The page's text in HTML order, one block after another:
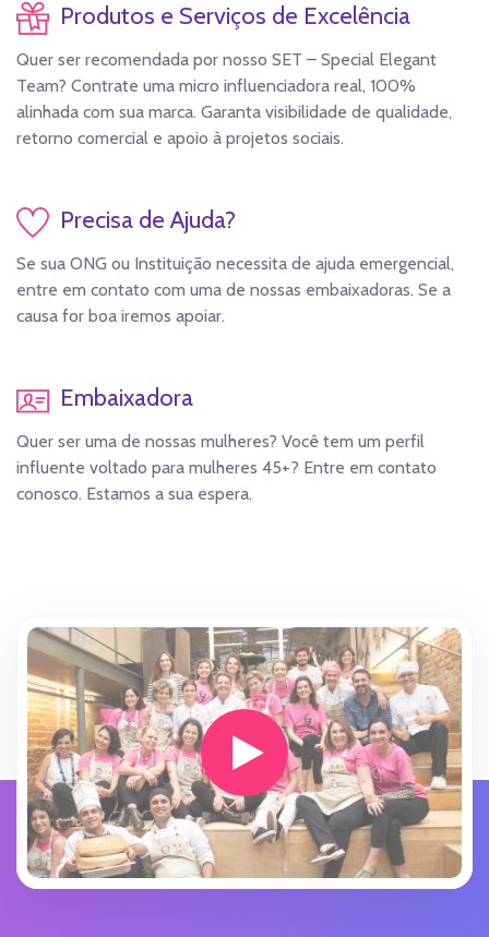
Produtos e Serviços de Excelência
Quer ser recomendada por nosso SET – Special Elegant
Team? Contrate uma micro influenciadora real, 100%
alinhada com sua marca. Garanta visibilidade de qualidade,
retorno comercial e apoio à projetos sociais.
Precisa de Ajuda?
Se sua ONG ou Instituição necessita de ajuda emergencial,
entre em contato com uma de nossas embaixadoras. Se a
causa for boa iremos apoiar.
Embaixadora
Quer ser uma de nossas mulheres? Você tem um perfil
influente voltado para mulheres 45+? Entre em contato
conosco. Estamos a sua espera.